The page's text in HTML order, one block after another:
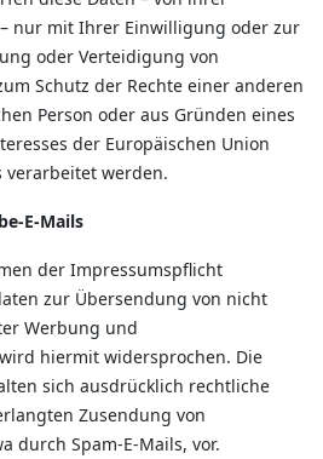
nur mit Ihrer Einwilligung oder zur
oder Verteidigung von
Schutz der Rechte einer anderen
Person oder aus Gründen eines
der Europäischen Union
werden.
E-Mails
der Impressumspflicht
zur Übersendung von nicht
Werbung und
hiermit widersprochen. Die
sich ausdrücklich rechtliche
Zusendung von
durch Spam-E-Mails, vor.